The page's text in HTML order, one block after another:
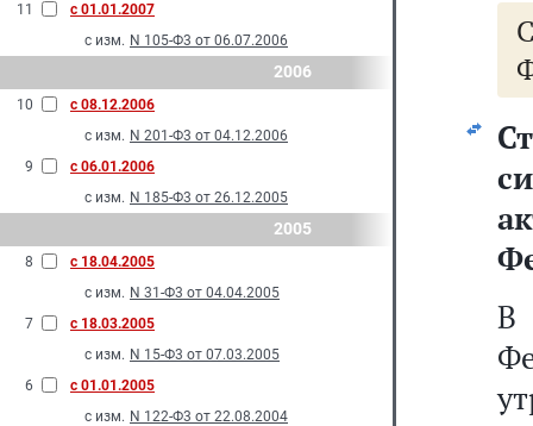
11
с 01.01.2007
с изм. N 105-Ф3 от 06.07.2006
2006
10
с 08.12.2006
с изм. N 201-Ф3 от 04.12.2006
9
с 06.01.2006
с изм. N 185-Ф3 от 26.12.2005
2005
8
с 18.04.2005
с изм. N 31-Ф3 от 04.04.2005
7
с 18.03.2005
с изм. N 15-Ф3 от 07.03.2005
6
с 01.01.2005
с изм. N 122-Ф3 от 22.08.2004
В